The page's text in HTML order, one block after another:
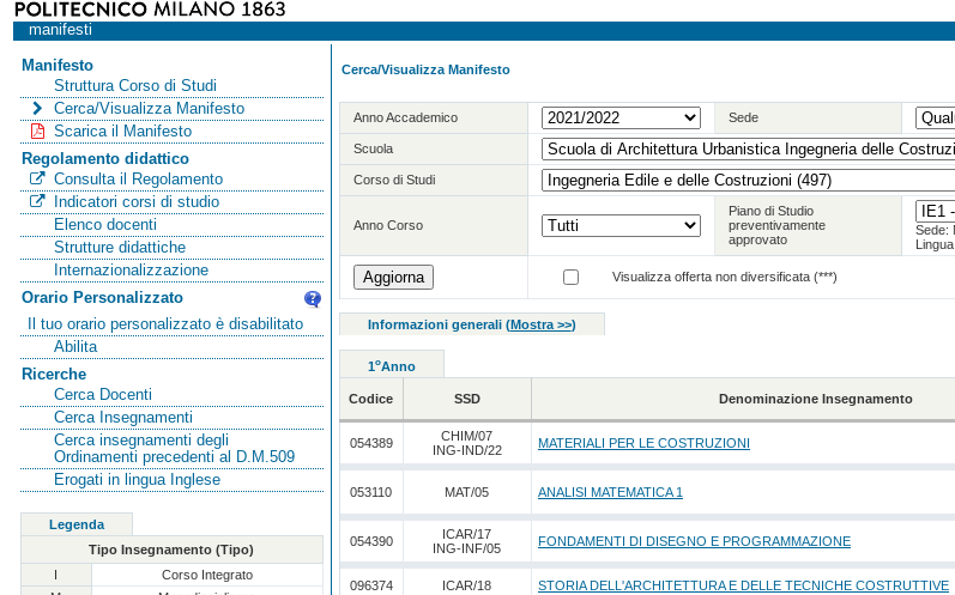
manifesti
Manifesto
Struttura Corso di Studi
Cerca/Visualizza Manifesto
Scarica il Manifesto
Regolamento didattico
Consulta il Regolamento
Indicatori corsi di studio
Elenco docenti
Strutture didattiche
Internazionalizzazione
Orario Personalizzato
Il tuo orario personalizzato è disabilitato
Abilita
Ricerche
Cerca Docenti
Cerca Insegnamenti
Cerca insegnamenti degli
Ordinamenti precedenti al D.M.509
Erogati in lingua Inglese
Legenda
Tipo Insegnamento (Tipo)
I
Corso Integrato
Cerca/Visualizza Manifesto
Anno Accademico Sede
Scuola
Corso di Studi
Anno Corso
Piano di Studio
preventivamente
approvato
Sede:
Visualizza offerta non diversificata (***)
Informazioni generali (Mostra >>)
1oAnno
Codice SSD Denominazione Insegnamento
054389
CHIM/07
ING-IND/22
MATERIALI PER LE COSTRUZIONI
053110 MAT/05 ANALISI MATEMATICA 1
054390
ICAR/17
ING-INF/05
FONDAMENTI DI DISEGNO E PROGRAMMAZIONE
096374 ICAR/18 STORIA DELL'ARCHITETTURA E DELLE TECNICHE COSTRUTTIVE